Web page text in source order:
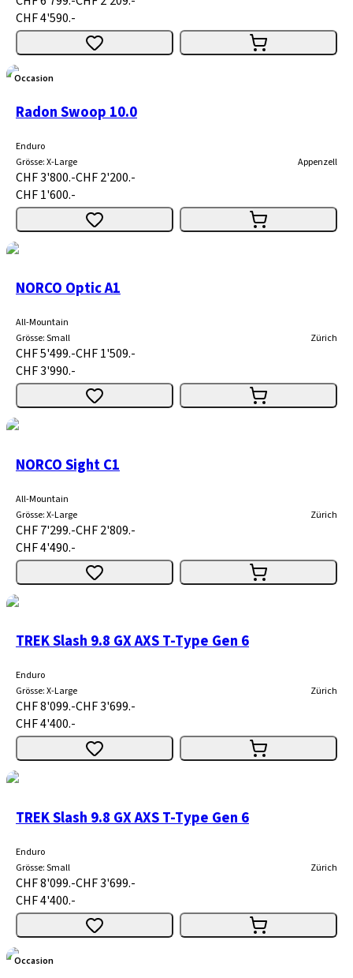
CHF 4'590.-
Occasion
Radon Swoop 10.0
Enduro
Grösse:X-Large Appenzell
CHF 3'800.-CHF 2'200.-
CHF 1'600.-
NORCO Optic A1
All-Mountain
Grösse:Small Zürich
CHF 5'499.-CHF 1'509.-
CHF 3'990.-
NORCO Sight C1
All-Mountain
Grösse:X-Large Zürich
CHF 7'299.-CHF 2'809.-
CHF 4'490.-
TREK Slash 9.8 GX AXS T-Type Gen 6
Enduro
Grösse:X-Large Zürich
CHF 8'099.-CHF 3'699.-
CHF 4'400.-
TREK Slash 9.8 GX AXS T-Type Gen 6
Enduro
Grösse:Small Zürich
CHF 8'099.-CHF 3'699.-
CHF 4'400.-
Occasion